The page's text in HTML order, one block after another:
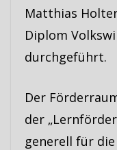
Matthias
Diplom
durchgeführt.
Der
der
generell für